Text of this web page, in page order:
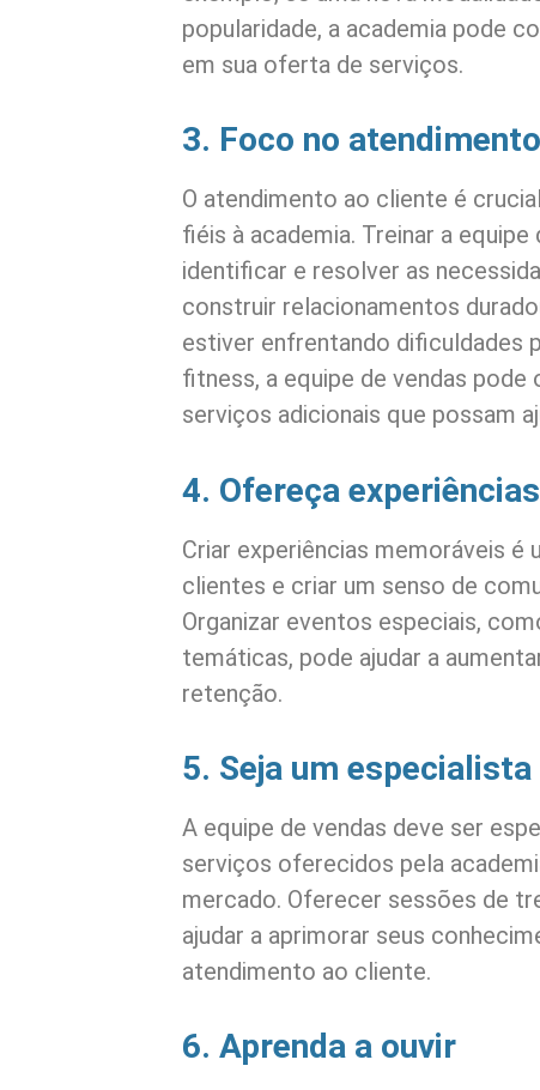
popularidade, a academia pode
em sua oferta de serviços.
3. Foco no
O atendimento ao cliente é
fiéis à academia. Treinar a
identificar e resolver as
construir relacionamentos
estiver enfrentando dificuldades
fitness, a equipe de vendas
serviços adicionais que possam
4. Ofereça
Criar experiências memoráveis é
clientes e criar um senso de
Organizar eventos especiais,
temáticas, pode ajudar a
retenção.
5. Seja um especialista
A equipe de vendas deve ser
serviços oferecidos pela
mercado. Oferecer sessões de
ajudar a aprimorar seus
atendimento ao cliente.
6. Aprenda a ouvir